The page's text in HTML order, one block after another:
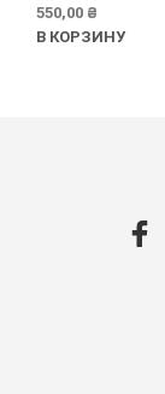
5.00
550,00 ₴
В КОРЗИНУ